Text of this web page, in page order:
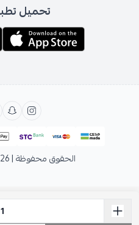
تحميل
الحقوق محفوظة | 2026